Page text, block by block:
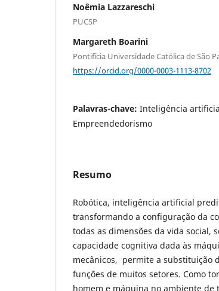
Noêmia Lazzareschi
PUCSP
Margareth Boarini
Pontifícia Universidade Católica de São
https://orcid.org/0000-0003-1113-8702
Palavras-chave: Inteligência
Empreendedorismo
Resumo
Robótica, inteligência artificial
transformando a configuração da
todas as dimensões da vida
capacidade cognitiva dada às
mecânicos, permite a
funções de muitos setores. Como
homem e máquina no ambiente de